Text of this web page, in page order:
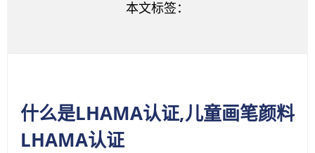
本文标签：
什么是LHAMA认证,儿童画笔颜料
LHAMA认证